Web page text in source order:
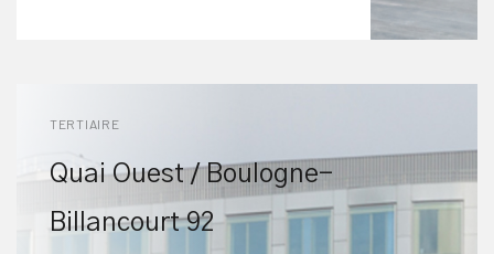
TERTIAIRE
Quai Ouest / Boulogne-
Billancourt 92